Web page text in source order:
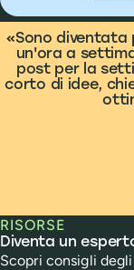
What people are
Sono diventata
un'ora a
post per la
corto di idee,
RISORSE
Diventa un
Scopri consigli